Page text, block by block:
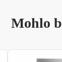
Mohlo